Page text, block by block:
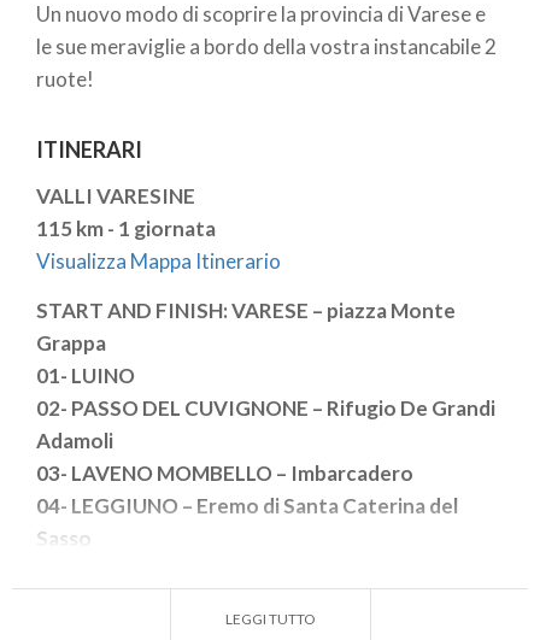
Un nuovo modo di scoprire la provincia di Varese e
le sue meraviglie a bordo della vostra instancabile 2
ruote!
ITINERARI
VALLI VARESINE
115 km - 1 giornata
Visualizza Mappa Itinerario
START AND FINISH: VARESE – piazza Monte
Grappa
01- LUINO
02- PASSO DEL CUVIGNONE – Rifugio De Grandi
Adamoli
03- LAVENO MOMBELLO – Imbarcadero
04- LEGGIUNO – Eremo di Santa Caterina del
Sasso
LEGGI TUTTO